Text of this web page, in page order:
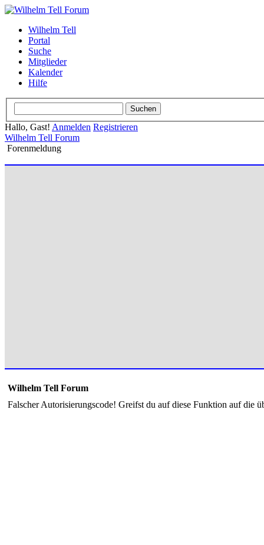
Wilhelm Tell
Portal
Suche
Mitglieder
Kalender
Hilfe
Hallo, Gast! Anmelden Registrieren
Wilhelm Tell Forum
Forenmeldung
Wilhelm Tell Forum
Falscher Autorisierungscode! Greifst du auf diese Funktion auf die